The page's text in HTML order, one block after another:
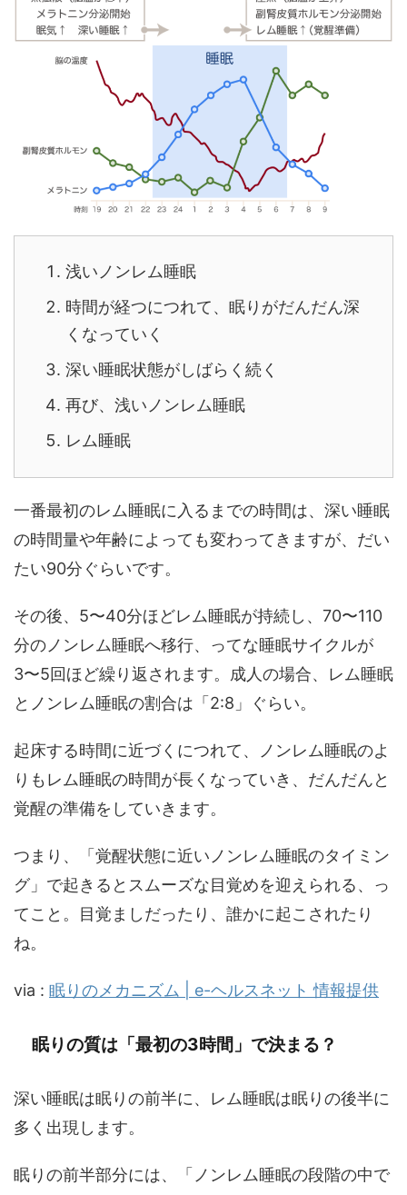
浅いノンレム睡眠
時間が経つにつれて、眠りがだんだん深
くなっていく
深い睡眠状態がしばらく続く
再び、浅いノンレム睡眠
レム睡眠
一番最初のレム睡眠に入るまでの時間は、深い睡眠
の時間量や年齢によっても変わってきますが、だい
たい90分ぐらいです。
その後、5〜40分ほどレム睡眠が持続し、70〜110
分のノンレム睡眠へ移行、ってな睡眠サイクルが
3〜5回ほど繰り返されます。成人の場合、レム睡眠
とノンレム睡眠の割合は「2:8」ぐらい。
起床する時間に近づくにつれて、ノンレム睡眠のよ
りもレム睡眠の時間が長くなっていき、だんだんと
覚醒の準備をしていきます。
つまり、「覚醒状態に近いノンレム睡眠のタイミン
グ」で起きるとスムーズな目覚めを迎えられる、っ
てこと。目覚ましだったり、誰かに起こされたり
ね。
via : 眠りのメカニズム | e-ヘルスネット 情報提供
眠りの質は「最初の3時間」で決まる？
深い睡眠は眠りの前半に、レム睡眠は眠りの後半に
多く出現します。
眠りの前半部分には、「ノンレム睡眠の段階の中で